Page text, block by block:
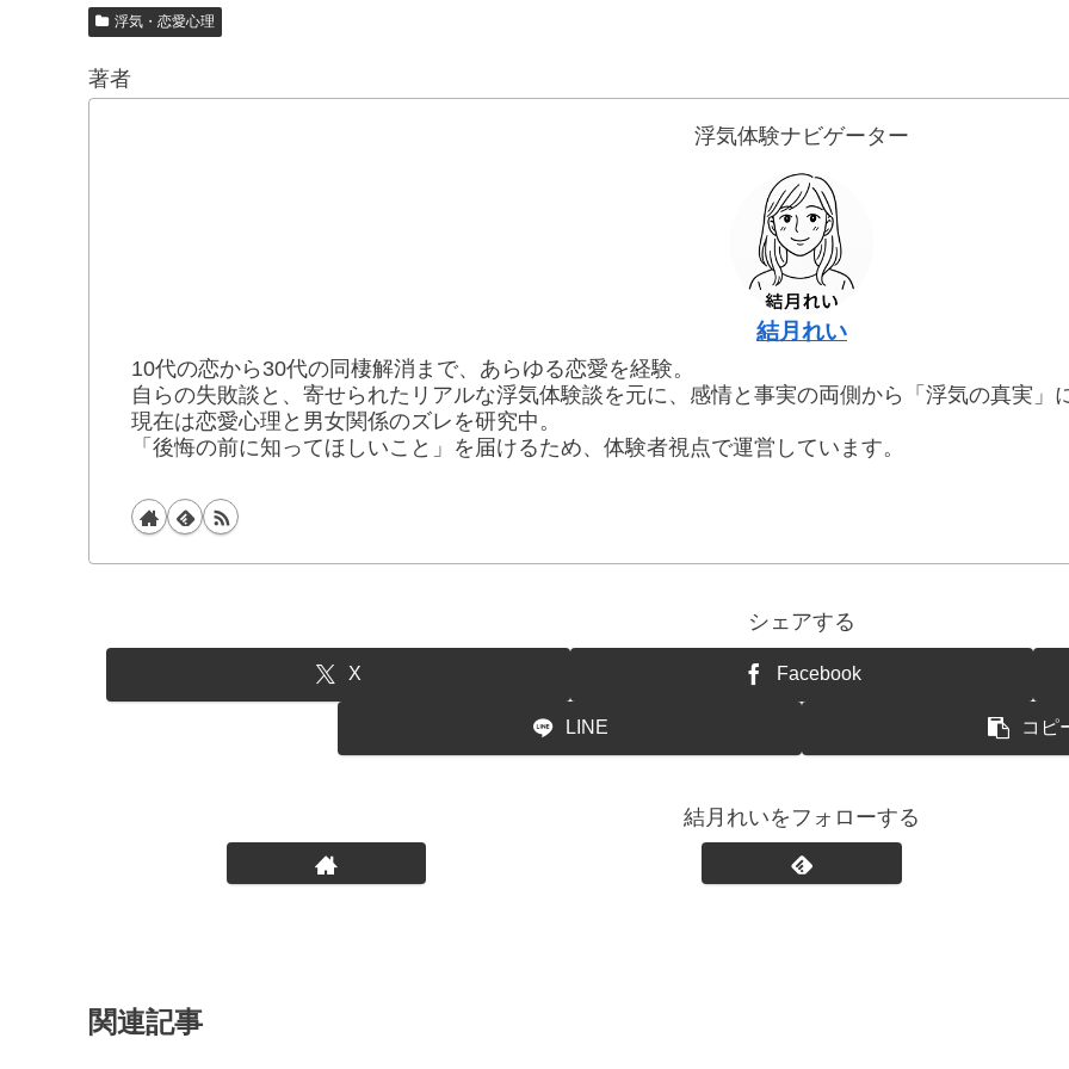
浮気・恋愛心理
著者
浮気体験ナビゲーター
結月れい
10代の恋から30代の同棲解消まで、あらゆる恋愛を経験。
自らの失敗談と、寄せられたリアルな浮気体験談を元に、感情と事実の両側から「浮気の真実」
現在は恋愛心理と男女関係のズレを研究中。
「後悔の前に知ってほしいこと」を届けるため、体験者視点で運営しています。
シェアする
X Facebook
LINE コピ
結月れいをフォローする
関連記事